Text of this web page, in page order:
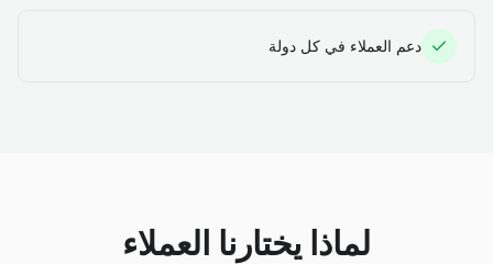
دعم العملاء في كل دولة
لماذا يختارنا العملاء